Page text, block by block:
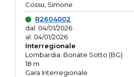
Cossu, Simone
R2604002
dal: 04/01/2026
al: 04/01/2026
Interregionale
Lombardia: Bonate Sotto (BG)
18 m
Gara Interregionale